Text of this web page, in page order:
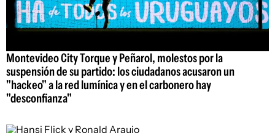
Montevideo City Torque y Peñarol, molestos por la
suspensión de su partido: los ciudadanos acusaron un
"hackeo" a la red lumínica y en el carbonero hay
"desconfianza"